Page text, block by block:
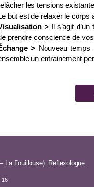
les tensions
but est de relaxer le corps
> Il s’agit
prendre conscience de
> Nouveau temps
un entrainement
La Fouillouse). Reflexologue.
16